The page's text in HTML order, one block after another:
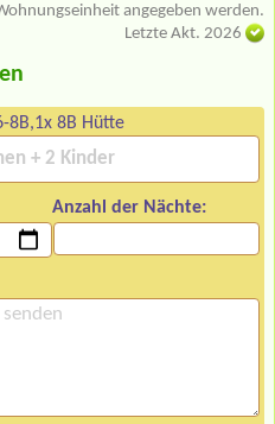
angegeben werden.
Letzte Akt. 2026
8B,1x 8B Hütte
Anzahl der Nächte: